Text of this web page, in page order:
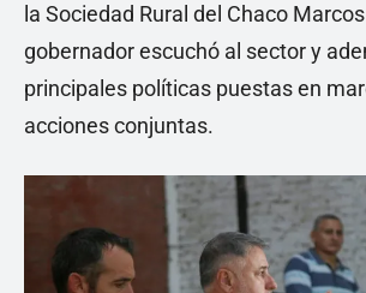
la Sociedad Rural del Chaco
gobernador escuchó al sector y
principales políticas puestas en
acciones conjuntas.